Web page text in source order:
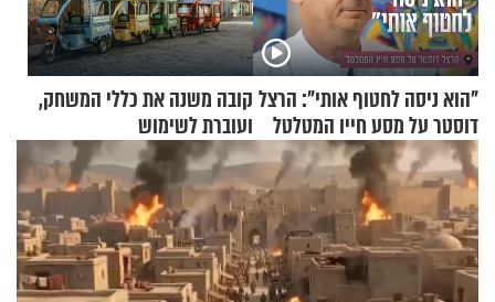
"הוא ניסה לחטוף אותי": הרצל
דוסטר על מסע חייו המטלטל
קובה משנה את כללי המשחק,
ועוברת לשימוש
בתלת־אופנועים סולאריים